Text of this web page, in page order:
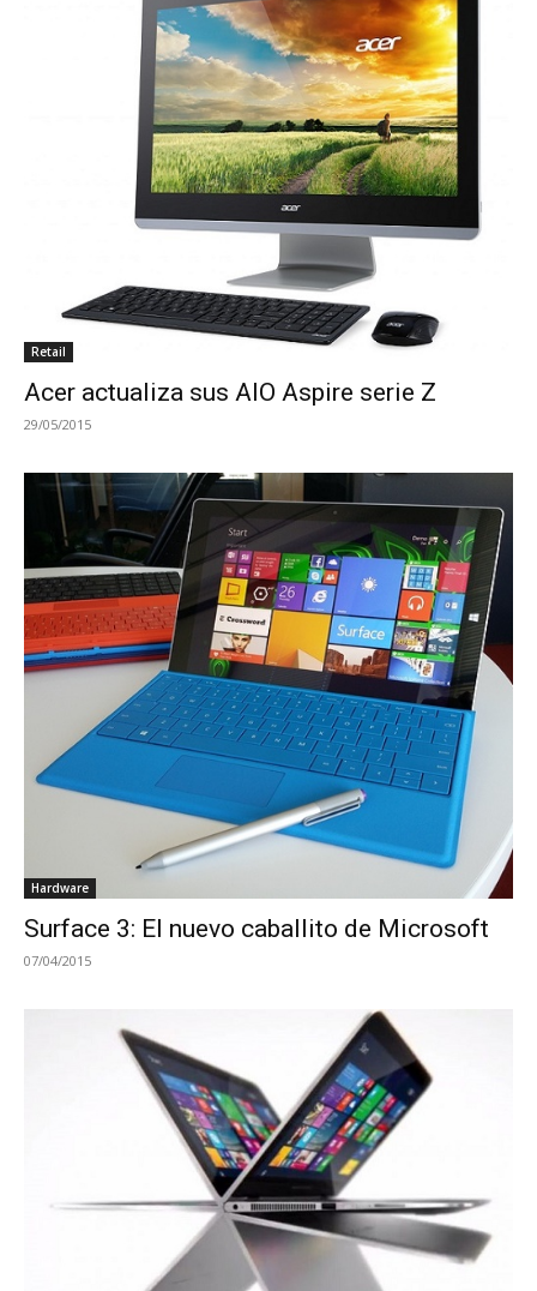
Retail
Acer actualiza sus AIO Aspire serie Z
29/05/2015
Hardware
Surface 3: El nuevo caballito de Microsoft
07/04/2015